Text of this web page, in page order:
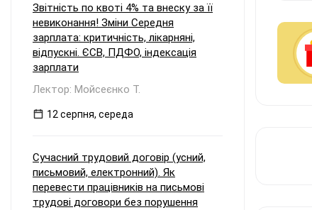
Звітність по квоті 4% та внеску за її
невиконання! Зміни Середня
зарплата: критичність, лікарняні,
відпускні. ЄСВ, ПДФО, індексація
зарплати
Лектор: Мойсеєнко Т.
12 серпня, середа
Сучасний трудовий договір (усний,
письмовий, електронний). Як
перевести працівників на письмові
трудові договори без порушення